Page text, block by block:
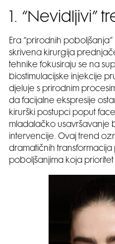
1. “Nevidljivi”
Era “prirodnih poboljšanja”
skrivena kirurgija
tehnike fokusiraju se na
biostimulacijske injekcije
djeluje s prirodnim
da facijalne ekspresije
kirurški postupci poput
mladalačko
intervencije. Ovaj trend
dramatičnih transformacija
poboljšanjima koja